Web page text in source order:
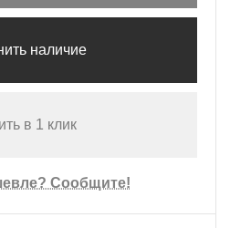
наличие
в 1 клик
Сообщите!